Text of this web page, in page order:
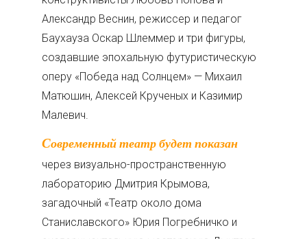
Александр Веснин, режиссер и педагог
Баухауза Оскар Шлеммер и три фигуры,
создавшие эпохальную футуристическую
оперу «Победа над Солнцем» — Михаил
Матюшин, Алексей Крученых и Казимир
Малевич.
Современный театр будет показан
через визуально-пространственную
лабораторию Дмитрия Крымова,
загадочный «Театр около дома
Станиславского» Юрия Погребничко и